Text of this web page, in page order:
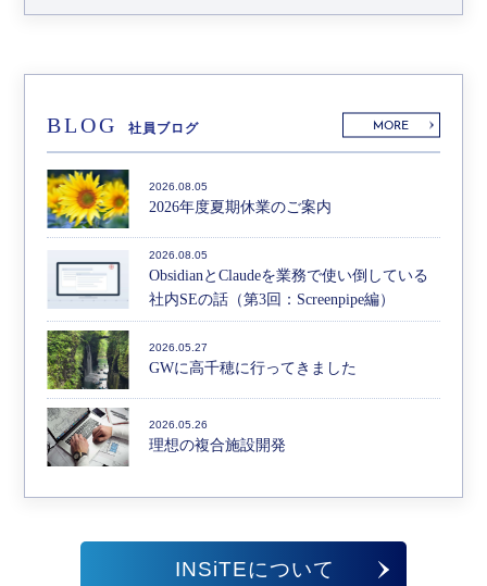
BLOG 社員ブログ MORE
2026.08.05
2026年度夏期休業のご案内
2026.08.05
ObsidianとClaudeを業務で使い倒している
社内SEの話（第3回：Screenpipe編）
2026.05.27
GWに高千穂に行ってきました
2026.05.26
理想の複合施設開発
INSiTEについて